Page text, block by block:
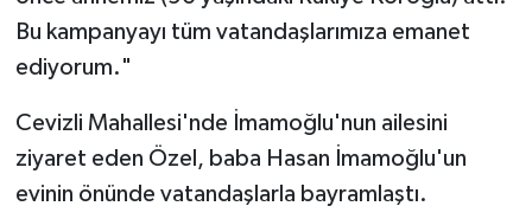
Bu kampanyayı tüm vatandaşlarımıza emanet
ediyorum."
Cevizli Mahallesi'nde İmamoğlu'nun ailesini
ziyaret eden Özel, baba Hasan İmamoğlu'un
evinin önünde vatandaşlarla bayramlaştı.